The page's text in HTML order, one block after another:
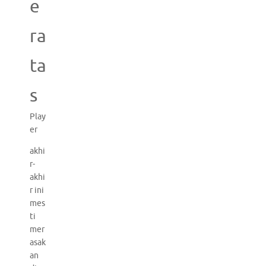
e
ra
ta
s
Play
er
akhi
r-
akhi
r ini
mes
ti
mer
asak
an